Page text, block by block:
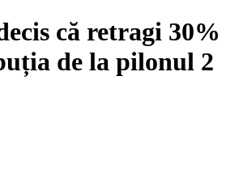
că retragi 30%
de la pilonul 2